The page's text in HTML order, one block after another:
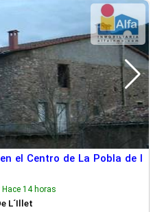
el Centro de La Pobla de l
Hace 14 horas
L´Illet